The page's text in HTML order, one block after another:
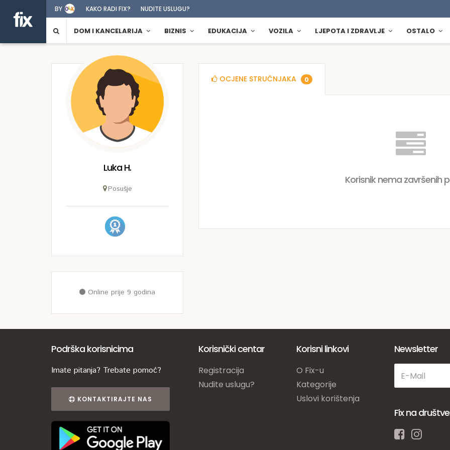
BY KAKO RADI FIX? NUDITE USLUGU?
DOM I KANCELARIJA BIZNIS EDUKACIJA VOZILA LJEPOTA I ZDRAVLJE OSTALO
Luka H.
Posušje
Online prije 9 godina
OCJENE STRUČNJAKA 0
Korisnik nema završenih
Podrška korisnicima
Imate pitanja? Trebate pomoć?
KONTAKTIRAJTE NAS
Korisnički centar
Registracija
Nudite uslugu?
Korisni linkovi
O Fix-u
Kategorije
Uslovi korištenja
Newsletter
Fix na